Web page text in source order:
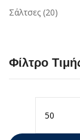
Σάλτσες (20)
Φίλτρο